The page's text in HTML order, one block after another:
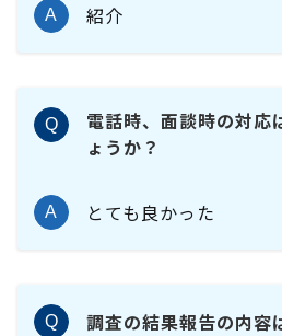
A 紹介
Q
電話時、面談時の対応
ょうか？
A とても良かった
Q 調査の結果報告の内容